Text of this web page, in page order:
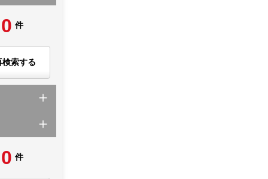
0 件
検索する
0 件